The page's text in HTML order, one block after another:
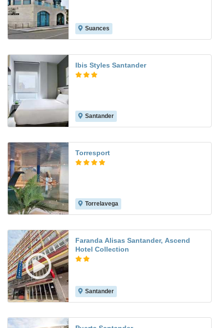
Suances
Ibis Styles Santander
Santander
Torresport
Torrelavega
Faranda Alisas Santander, Ascend
Hotel Collection
Santander